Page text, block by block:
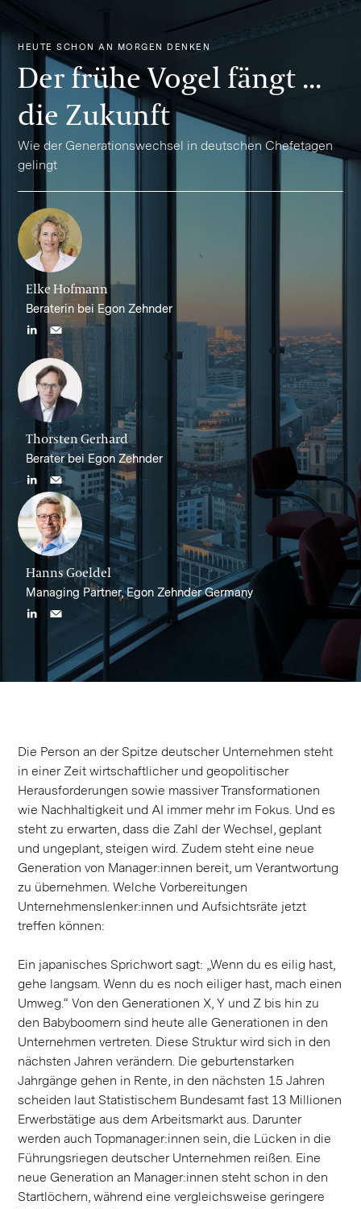
HEUTE SCHON AN MORGEN DENKEN
Der frühe Vogel fängt ...
die Zukunft
Wie der Generationswechsel in deutschen Chefetagen
gelingt
Elke Hofmann
Beraterin bei Egon Zehnder
Thorsten Gerhard
Berater bei Egon Zehnder
Hanns Goeldel
Managing Partner, Egon Zehnder Germany
Die Person an der Spitze deutscher Unternehmen steht
in einer Zeit wirtschaftlicher und geopolitischer
Herausforderungen sowie massiver Transformationen
wie Nachhaltigkeit und AI immer mehr im Fokus. Und es
steht zu erwarten, dass die Zahl der Wechsel, geplant
und ungeplant, steigen wird. Zudem steht eine neue
Generation von Manager:innen bereit, um Verantwortung
zu übernehmen. Welche Vorbereitungen
Unternehmenslenker:innen und Aufsichtsräte jetzt
treffen können:
Ein japanisches Sprichwort sagt: „Wenn du es eilig hast,
gehe langsam. Wenn du es noch eiliger hast, mach einen
Umweg.“ Von den Generationen X, Y und Z bis hin zu
den Babyboomern sind heute alle Generationen in den
Unternehmen vertreten. Diese Struktur wird sich in den
nächsten Jahren verändern. Die geburtenstarken
Jahrgänge gehen in Rente, in den nächsten 15 Jahren
scheiden laut Statistischem Bundesamt fast 13 Millionen
Erwerbstätige aus dem Arbeitsmarkt aus. Darunter
werden auch Topmanager:innen sein, die Lücken in die
Führungsriegen deutscher Unternehmen reißen. Eine
neue Generation an Manager:innen steht schon in den
Startlöchern, während eine vergleichsweise geringere